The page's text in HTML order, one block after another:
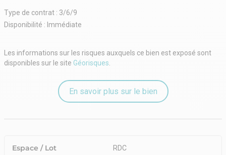
Type de contrat : 3/6/9
Disponibilité : Immédiate
Les informations sur les risques auxquels ce bien est exposé sont
disponibles sur le site Géorisques
En savoir plus sur le bien
Espace / Lot RDC